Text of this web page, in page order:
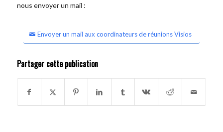
nous envoyer un mail :
Envoyer un mail aux coordinateurs de réunions Visios
Partager cette publication